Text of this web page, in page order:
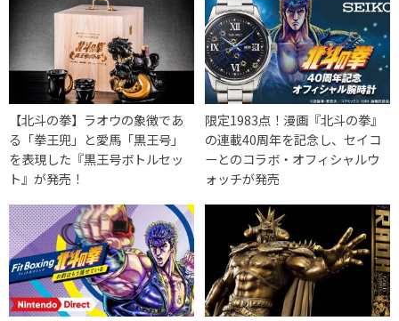
【北斗の拳】ラオウの象徴であ
る「拳王兜」と愛馬「黒王号」
を表現した『黒王号ボトルセッ
ト』が発売！
限定1983点！漫画『北斗の拳』
の連載40周年を記念し、セイコ
ーとのコラボ・オフィシャルウ
ォッチが発売